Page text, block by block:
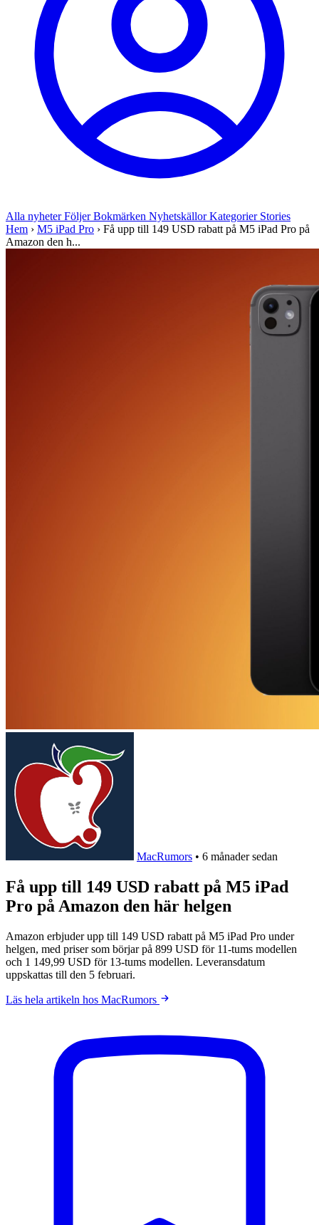
Alla nyheterFöljerBokmärken NyhetskällorKategorier Stories
Hem › M5 iPad Pro › Få upp till 149 USD rabatt på M5 iPad Pro på
Amazon den h...
MacRumors • 6 månader sedan
Få upp till 149 USD rabatt på M5 iPad
Pro på Amazon den här helgen
Amazon erbjuder upp till 149 USD rabatt på M5 iPad Pro under
helgen, med priser som börjar på 899 USD för 11-tums modellen
och 1 149,99 USD för 13-tums modellen. Leveransdatum
uppskattas till den 5 februari.
Läs hela artikeln hos MacRumors